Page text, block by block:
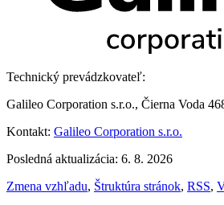
Technický prevádzkovateľ:
Galileo Corporation s.r.o., Čierna Voda
Kontakt: Galileo Corporation s.r.o.
Posledná aktualizácia: 6. 8. 2026
Zmena vzhľadu, Štruktúra stránok, RSS,